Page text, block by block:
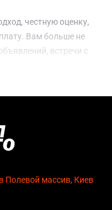
честную оценку,
Вам больше не
встречи с
массив,
стоимость
без скрытых
Полевой массив, Киев